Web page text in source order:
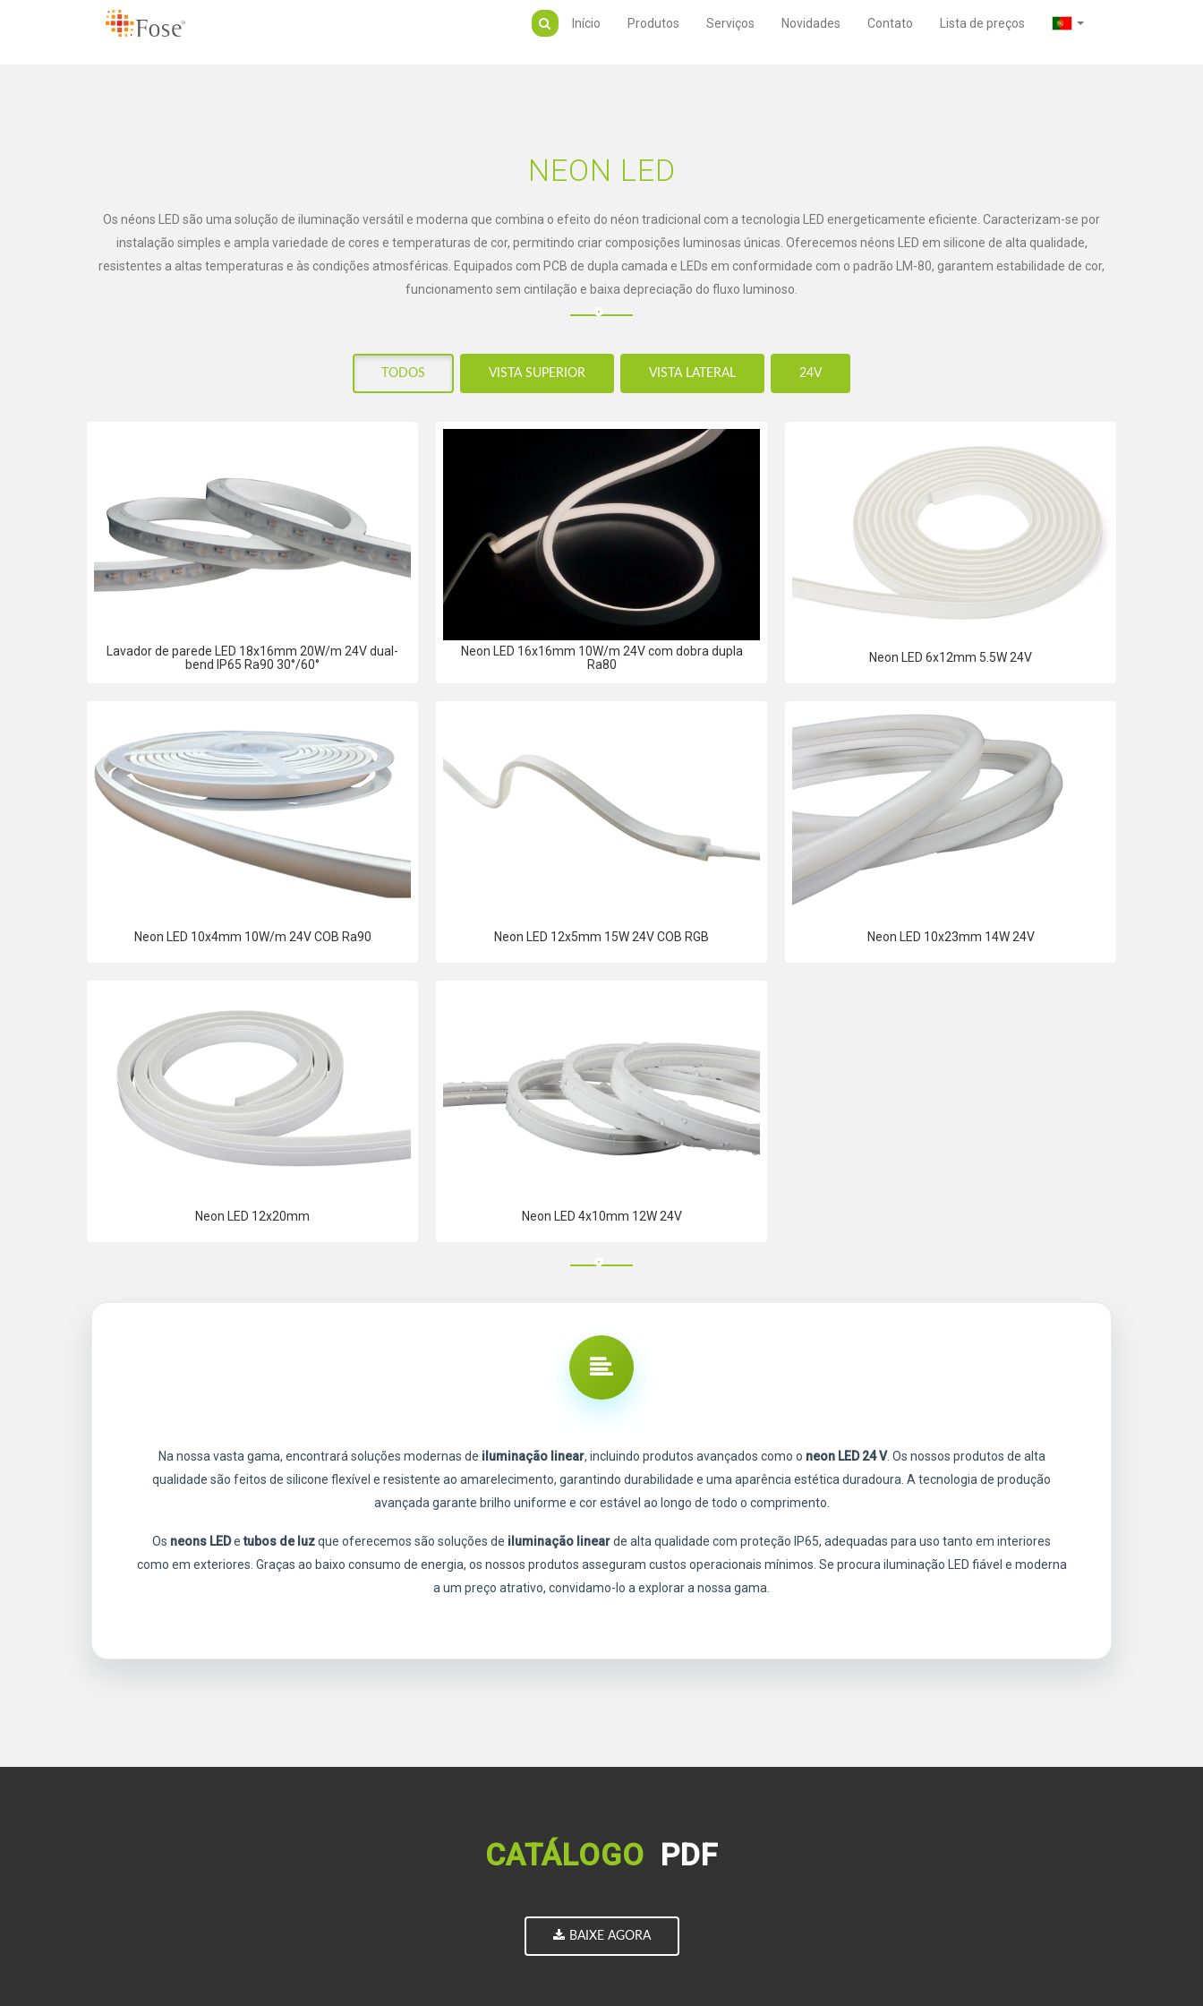
Início Produtos Serviços Novidades Contato Lista de preços
NEON LED
Os néons LED são uma solução de iluminação versátil e moderna que combina o efeito do néon tradicional com a tecnologia LED energeticamente eficiente. Caracterizam-se por
instalação simples e ampla variedade de cores e temperaturas de cor, permitindo criar composições luminosas únicas. Oferecemos néons LED em silicone de alta qualidade,
resistentes a altas temperaturas e às condições atmosféricas. Equipados com PCB de dupla camada e LEDs em conformidade com o padrão LM-80, garantem estabilidade de cor,
funcionamento sem cintilação e baixa depreciação do fluxo luminoso.
TODOS VISTA SUPERIOR VISTA LATERAL 24V
Lavador de parede LED 18x16mm 20W/m 24V dual-
bend IP65 Ra90 30°/60°
Neon LED 16x16mm 10W/m 24V com dobra dupla
Ra80
Neon LED 6x12mm 5.5W 24V
Neon LED 10x4mm 10W/m 24V COB Ra90 Neon LED 12x5mm 15W 24V COB RGB Neon LED 10x23mm 14W 24V
Neon LED 12x20mm Neon LED 4x10mm 12W 24V
Na nossa vasta gama, encontrará soluções modernas de iluminação linear, incluindo produtos avançados como o neon LED 24 V. Os nossos produtos de alta
qualidade são feitos de silicone flexível e resistente ao amarelecimento, garantindo durabilidade e uma aparência estética duradoura. A tecnologia de produção
avançada garante brilho uniforme e cor estável ao longo de todo o comprimento.
Os neons LEDetubos de luzque oferecemos são soluções de iluminação linearde alta qualidade com proteção IP65, adequadas para uso tanto em interiores
como em exteriores. Graças ao baixo consumo de energia, os nossos produtos asseguram custos operacionais mínimos. Se procura iluminação LED fiável e moderna
a um preço atrativo, convidamo-lo a explorar a nossa gama.
CATÁLOGO PDF
BAIXE AGORA